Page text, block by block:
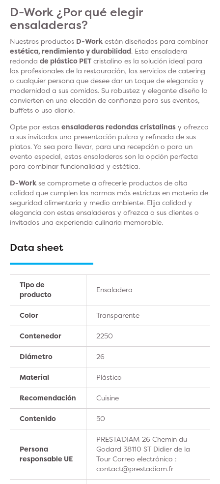
D-Work ¿Por qué elegir
ensaladeras?
Nuestros productos D-Work están diseñados para combinar
estética, rendimiento y durabilidad. Esta ensaladera
redonda de plástico PET cristalino es la solución ideal para
los profesionales de la restauración, los servicios de catering
o cualquier persona que desee dar un toque de elegancia y
modernidad a sus comidas. Su robustez y elegante diseño la
convierten en una elección de confianza para sus eventos,
buffets o uso diario.
Opte por estas ensaladeras redondas cristalinas y ofrezca
a sus invitados una presentación pulcra y refinada de sus
platos. Ya sea para llevar, para una recepción o para un
evento especial, estas ensaladeras son la opción perfecta
para combinar funcionalidad y estética.
D-Work se compromete a ofrecerle productos de alta
calidad que cumplen las normas más estrictas en materia de
seguridad alimentaria y medio ambiente. Elija calidad y
elegancia con estas ensaladeras y ofrezca a sus clientes o
invitados una experiencia culinaria memorable.
Data sheet
Tipo de
producto
Ensaladera
Color Transparente
Contenedor 2250
Diámetro 26
Material Plástico
Recomendación Cuisine
Contenido 50
Persona
responsable UE
PRESTA'DIAM 26 Chemin du
Godard 38110 ST Didier de la
Tour Correo electrónico :
contact@prestadiam.fr